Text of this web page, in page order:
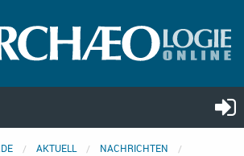
AKTUELL
NACHRICHTEN